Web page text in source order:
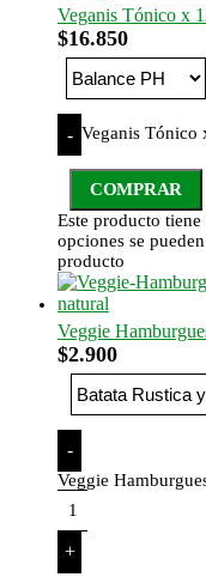
Veganis Tónico x
$16.850
- Veganis Tónico
COMPRAR
Este producto
opciones se
producto
Veggie
$2.900
-
Veggie
+